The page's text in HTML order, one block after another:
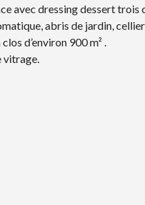
avec dressing dessert trois
abris de jardin,
d’environ 900 m² .
vitrage.